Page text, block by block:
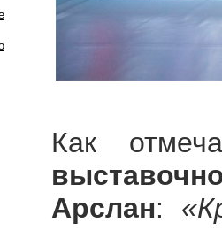
Как
Арслан: